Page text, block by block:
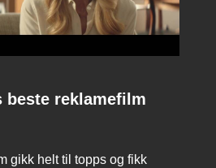
beste reklamefilm
gikk helt til topps og fikk